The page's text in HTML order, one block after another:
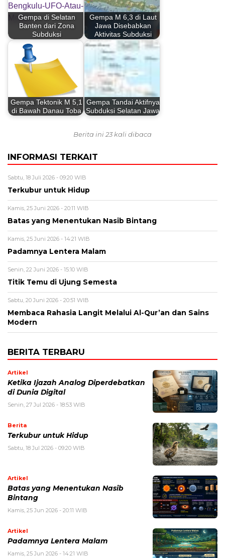
Gempa di Selatan
Banten dari Zona
Subduksi
Gempa M 6,3 di Laut
Jawa Disebabkan
Aktivitas Subduksi
Gempa Tektonik M 5,1
di Bawah Danau Toba
Gempa Tandai Aktifnya
Subduksi Selatan Jawa
Berita ini 23 kali dibaca
INFORMASI TERKAIT
Sabtu, 18 Juli 2026 - 09:20 WIB
Terkubur untuk Hidup
Kamis, 25 Juni 2026 - 20:11 WIB
Batas yang Menentukan Nasib Bintang
Kamis, 25 Juni 2026 - 14:21 WIB
Padamnya Lentera Malam
Senin, 22 Juni 2026 - 15:10 WIB
Titik Temu di Ujung Semesta
Sabtu, 20 Juni 2026 - 20:51 WIB
Membaca Rahasia Langit Melalui Al-Qur’an dan Sains
Modern
BERITA TERBARU
Artikel
Ketika Ijazah Analog Diperdebatkan
di Dunia Digital
Senin, 27 Jul 2026 - 18:53 WIB
Berita
Terkubur untuk Hidup
Sabtu, 18 Jul 2026 - 09:20 WIB
Artikel
Batas yang Menentukan Nasib
Bintang
Kamis, 25 Jun 2026 - 20:11 WIB
Artikel
Padamnya Lentera Malam
Kamis, 25 Jun 2026 - 14:21 WIB